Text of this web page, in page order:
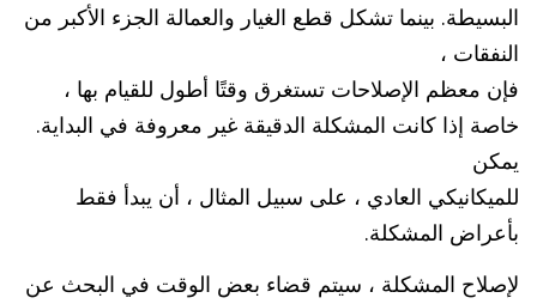
البسيطة. بينما تشكل قطع الغيار والعمالة الجزء الأكبر من
النفقات ،
فإن معظم الإصلاحات تستغرق وقتًا أطول للقيام بها ،
خاصة إذا كانت المشكلة الدقيقة غير معروفة في البداية.
يمكن
للميكانيكي العادي ، على سبيل المثال ، أن يبدأ فقط
بأعراض المشكلة.
لإصلاح المشكلة ، سيتم قضاء بعض الوقت في البحث عن